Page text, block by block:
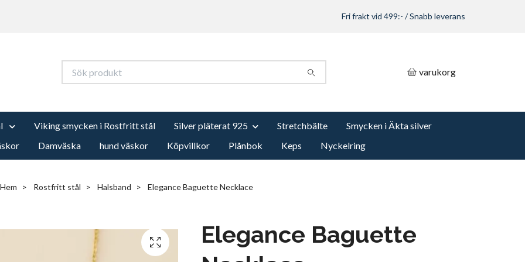
Fri frakt vid 499:- / Snabb leverans
varukorg
Viking smycken i Rostfritt stål Silver pläterat 925 Stretchbälte
Smycken i Äkta silver
Damväska hund väskor Köpvillkor Plånbok Keps Nyckelring
Hem Rostfritt stål Halsband Elegance Baguette Necklace
Elegance Baguette